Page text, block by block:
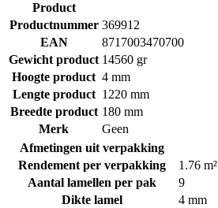
Product
Productnummer 369912
EAN
8717003470700
Gewicht product 14560 gr
Hoogte product 4 mm
Lengte product 1220 mm
Breedte product 180 mm
Merk
Geen
Afmetingen uit verpakking
Rendement per verpakking
1.76 m²
Aantal lamellen per pak
9
Dikte lamel
4 mm